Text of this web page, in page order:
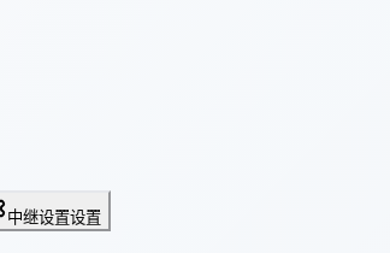
中继设置设置